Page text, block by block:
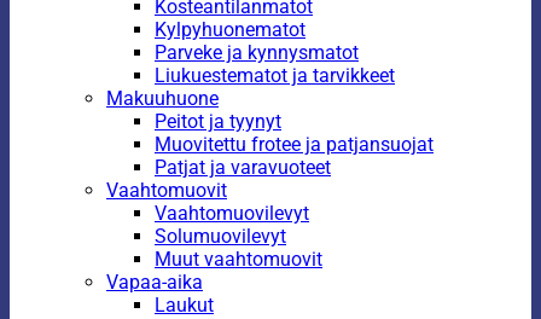
Kosteantilanmatot
Kylpyhuonematot
Parveke ja kynnysmatot
Liukuestematot ja tarvikkeet
Makuuhuone
Peitot ja tyynyt
Muovitettu frotee ja patjansuojat
Patjat ja varavuoteet
Vaahtomuovit
Vaahtomuovilevyt
Solumuovilevyt
Muut vaahtomuovit
Vapaa-aika
Laukut